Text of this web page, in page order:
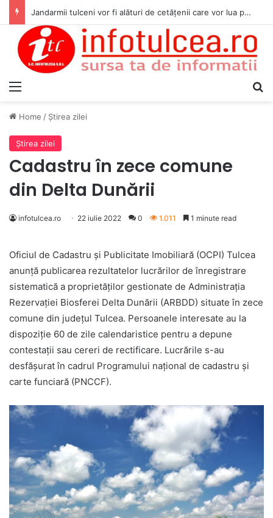
Jandarmii tulceni vor fi alături de cetățenii care vor lua parte la Festivalul Folk Țestos
Home / Ştirea zilei
Ştirea zilei
Cadastru în zece comune
din Delta Dunării
infotulcea.ro 22 iulie 2022 0 1.011 1 minute read
Oficiul de Cadastru și Publicitate Imobiliară (OCPI) Tulcea
anunță publicarea rezultatelor lucrărilor de înregistrare
sistematică a proprietăților gestionate de Administrația
Rezervației Biosferei Delta Dunării (ARBDD) situate în zece
comune din județul Tulcea. Persoanele interesate au la
dispoziție 60 de zile calendaristice pentru a depune
contestații sau cereri de rectificare. Lucrările s-au
desfășurat în cadrul Programului național de cadastru și
carte funciară (PNCCF).